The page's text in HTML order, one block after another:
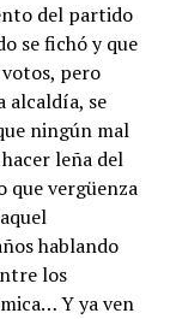
del partido
se fichó y que
pero
alcaldía, se
ningún mal
leña del
que vergüenza
hablando
los
Y ya ven